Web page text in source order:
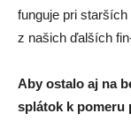
funguje pri
z našich ďalších
Aby ostalo aj na
splátok k pomeru